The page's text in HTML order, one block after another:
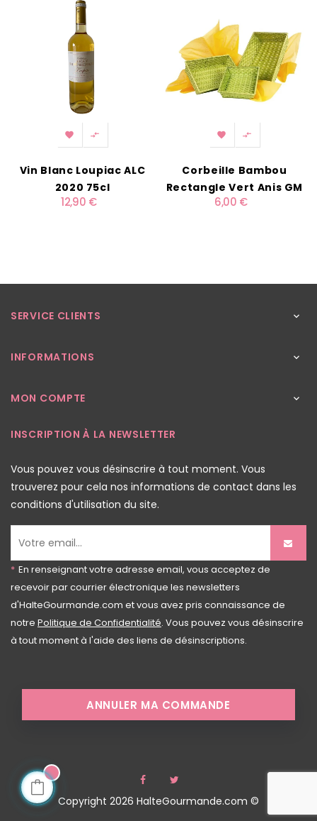
 
Vin Blanc Loupiac ALC
2020 75cl
12,90 €
 
Corbeille Bambou
Rectangle Vert Anis GM
6,00 €
SERVICE CLIENTS 
INFORMATIONS 
MON COMPTE 
INSCRIPTION À LA NEWSLETTER
Vous pouvez vous désinscrire à tout moment. Vous
trouverez pour cela nos informations de contact dans les
conditions d'utilisation du site.
* En renseignant votre adresse email, vous acceptez de
recevoir par courrier électronique les newsletters
d'HalteGourmande.com et vous avez pris connaissance de
notre Politique de Confidentialité. Vous pouvez vous désinscrire
à tout moment à l'aide des liens de désinscriptions.
ANNULER MA COMMANDE
Facebook
Copyright 2026 HalteGourmande.com ©